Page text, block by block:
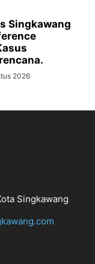
Singkawang
2026
Singkawang